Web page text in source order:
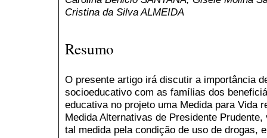
Cristina da Silva ALMEIDA
Resumo
O presente artigo irá discutir a importância
socioeducativo com as famílias dos
educativa no projeto uma Medida para Vida
Medida Alternativas de Presidente
tal medida pela condição de uso de drogas,